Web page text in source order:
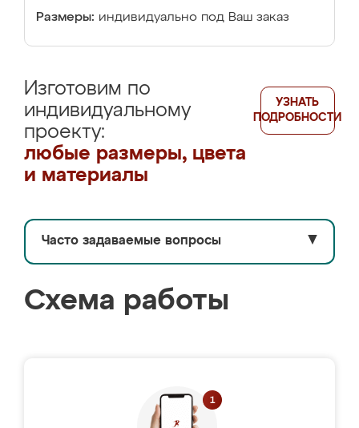
Размеры: индивидуально под Ваш заказ
Изготовим по
индивидуальному
проекту:
любые размеры, цвета
и материалы
УЗНАТЬ
ПОДРОБНОСТИ
Часто задаваемые вопросы ▼
Схема работы